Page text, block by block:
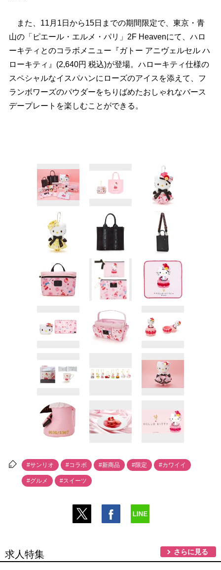
また、11月1日から15日までの期間限定で、東京・青
山の「ピエール・エルメ・パリ」2F Heavenにて、ハロ
ーキティとのコラボメニュー『ガトー アニヴェルセル ハ
ローキティ』(2,640円 税込)が登場。ハローキティ仕様の
スペシャルなイスパハンにローズのアイスを添えて、フ
ランボワーズのパウダーをちりばめたおしゃれなバース
デープレートを楽しむことができる。
#サンリオ #コラボ #新商品 #限定 #カワイイ
#グルメ #スイーツ
求人特集 さらに見る